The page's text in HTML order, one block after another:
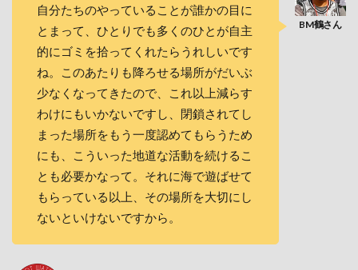
自分たちのやっていることが誰かの目に
とまって、ひとりでも多くのひとが自主
的にゴミを拾ってくれたらうれしいです
ね。このあたりも降ろせる場所がだいぶ
少なくなってきたので、これ以上減らす
わけにもいかないですし、閉鎖されてし
まった場所をもう一度認めてもらうため
にも、こういった地道な活動を続けるこ
とも必要かなって。それに海で遊ばせて
もらっている以上、その場所を大切にし
ないといけないですから。